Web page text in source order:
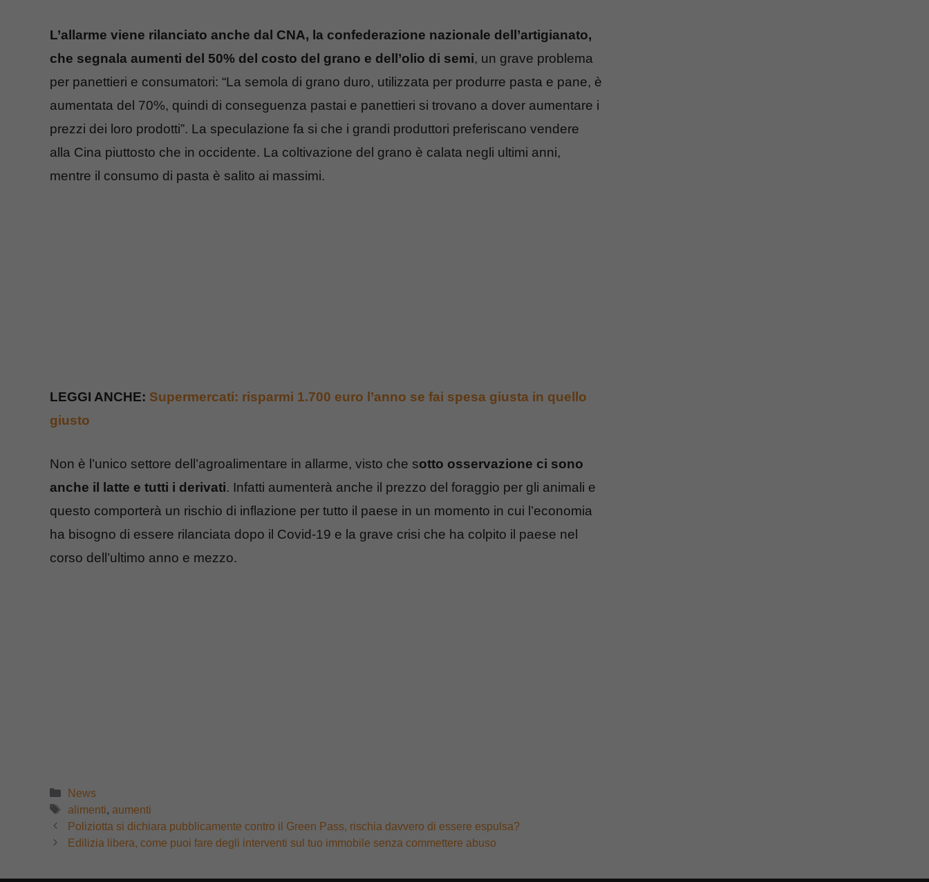
L’allarme viene rilanciato anche dal CNA, la confederazione nazionale dell’artigianato,
che segnala aumenti del 50% del costo del grano e dell’olio di semi, un grave problema
per panettieri e consumatori: “La semola di grano duro, utilizzata per produrre pasta e pane, è
aumentata del 70%, quindi di conseguenza pastai e panettieri si trovano a dover aumentare i
prezzi dei loro prodotti”. La speculazione fa si che i grandi produttori preferiscano vendere
alla Cina piuttosto che in occidente. La coltivazione del grano è calata negli ultimi anni,
mentre il consumo di pasta è salito ai massimi.
LEGGI ANCHE: Supermercati: risparmi 1.700 euro l’anno se fai spesa giusta in quello
giusto
Non è l’unico settore dell’agroalimentare in allarme, visto che sotto osservazione ci sono
anche il latte e tutti i derivati. Infatti aumenterà anche il prezzo del foraggio per gli animali e
questo comporterà un rischio di inflazione per tutto il paese in un momento in cui l’economia
ha bisogno di essere rilanciata dopo il Covid-19 e la grave crisi che ha colpito il paese nel
corso dell’ultimo anno e mezzo.
Categorie
News
Tag
alimenti, aumenti
Poliziotta si dichiara pubblicamente contro il Green Pass, rischia davvero di essere espulsa?
Edilizia libera, come puoi fare degli interventi sul tuo immobile senza commettere abuso